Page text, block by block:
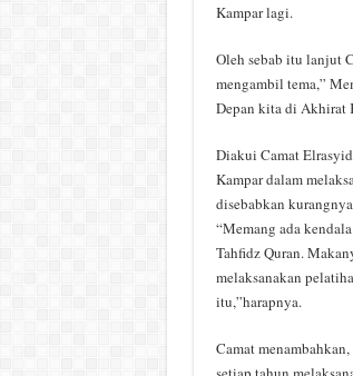
Kampar lagi.
Oleh sebab itu lanjut
mengambil tema,”
Depan kita di Akhirat
Diakui Camat
Kampar dalam
disebabkan
“Memang ada
Tahfidz Quran.
melaksanakan
itu,”harapnya.
Camat